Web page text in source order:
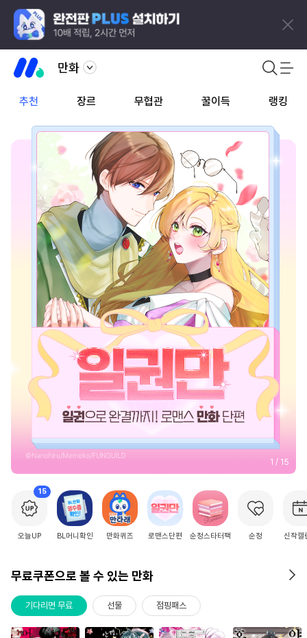
만화
추천 장르 무협관 꿀이득 랭킹
2 / 15
15
오늘UP BL머니확인 만화퀴즈 로맨스단편 순정스타터팩 순정 신작캘
무료쿠폰으로 볼 수 있는 만화
기다리면 무료 선물 점핑패스